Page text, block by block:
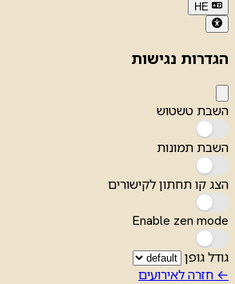
HE
הגדרות נגישות
השבת טשטוש
השבת תמונות
הצג קו תחתון לקישורים
Enable zen mode
גודל גופן
← חזרה לאירועים